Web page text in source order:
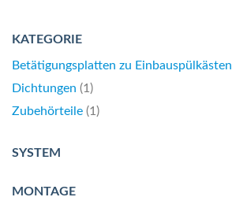
KATEGORIE
Betätigungsplatten zu Einbauspülkästen
Dichtungen
1 Artikel
Zubehörteile 1 Artikel
SYSTEM
MONTAGE